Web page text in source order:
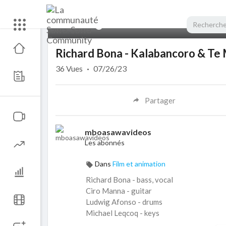
00:00
Richard Bona - Kalabancoro &
36 Vues · 07/26/23
Partager
mboasawavideos
Les abonnés
Dans Film et animation
Richard Bona - bass, vocal
Ciro Manna - guitar
Ludwig Afonso - drums
Michael Leqcoq - keys